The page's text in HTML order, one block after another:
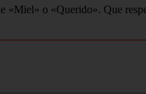
«Miel» o «Querido». Que